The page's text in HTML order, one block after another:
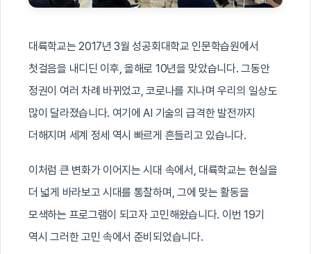
대륙학교는 2017년 3월 성공회대학교 인문학습원에서
첫걸음을 내디딘 이후, 올해로 10년을 맞았습니다. 그동안
정권이 여러 차례 바뀌었고, 코로나를 지나며 우리의 일상도
많이 달라졌습니다. 여기에 AI 기술의 급격한 발전까지
더해지며 세계 정세 역시 빠르게 흔들리고 있습니다.
이처럼 큰 변화가 이어지는 시대 속에서, 대륙학교는 현실을
더 넓게 바라보고 시대를 통찰하며, 그에 맞는 활동을
모색하는 프로그램이 되고자 고민해왔습니다. 이번 19기
역시 그러한 고민 속에서 준비되었습니다.